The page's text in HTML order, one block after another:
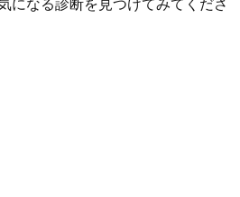
になる診断を見つけてみてくださ